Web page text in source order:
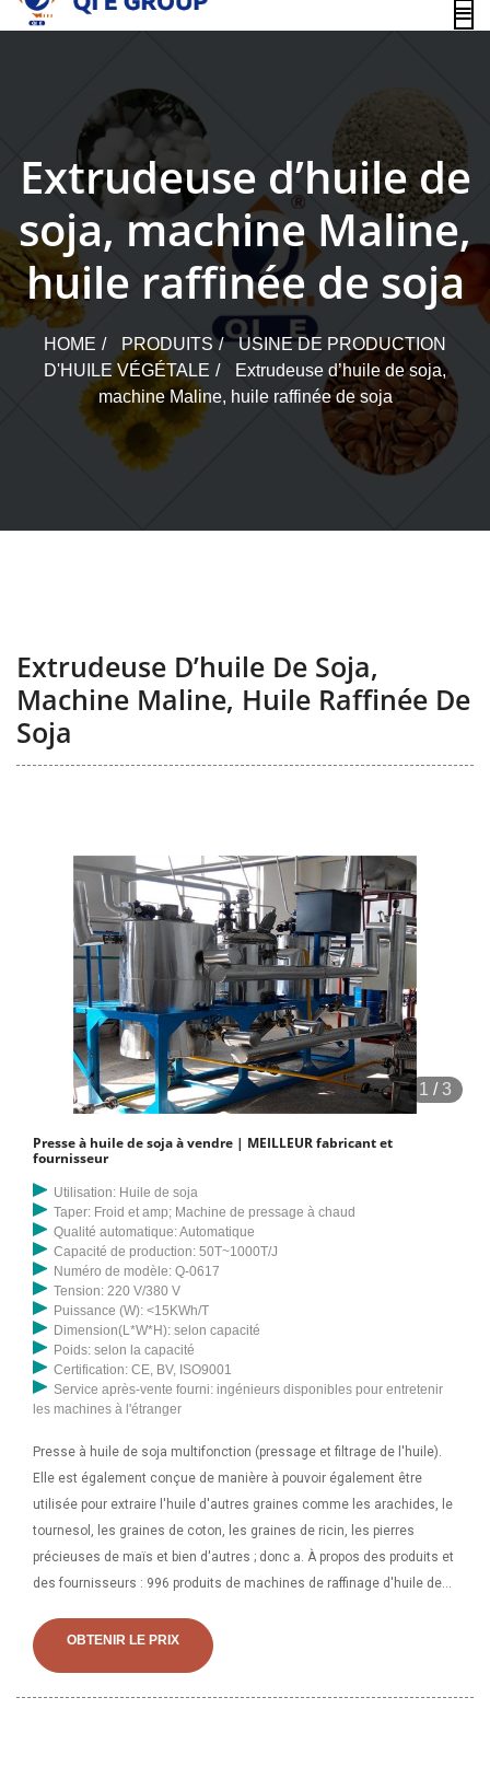
content
Extrudeuse d’huile de
soja, machine Maline,
huile raffinée de soja
HOME PRODUITS
USINE DE PRODUCTION
D'HUILE VÉGÉTALE
Extrudeuse d’huile de soja,
machine Maline, huile raffinée de soja
Extrudeuse D’huile De Soja,
Machine Maline, Huile Raffinée De
Soja
1 /3
Presse à huile de soja à vendre | MEILLEUR fabricant et
fournisseur
Utilisation: Huile de soja
Taper: Froid et amp; Machine de pressage à chaud
Qualité automatique: Automatique
Capacité de production: 50T~1000T/J
Numéro de modèle: Q-0617
Tension: 220 V/380 V
Puissance (W): <15KWh/T
Dimension(L*W*H): selon capacité
Poids: selon la capacité
Certification: CE, BV, ISO9001
Service après-vente fourni: ingénieurs disponibles pour entretenir
les machines à l'étranger
Presse à huile de soja multifonction (pressage et filtrage de l'huile).
Elle est également conçue de manière à pouvoir également être
utilisée pour extraire l'huile d'autres graines comme les arachides, le
tournesol, les graines de coton, les graines de ricin, les pierres
précieuses de maïs et bien d'autres ; donc a. À propos des produits et
des fournisseurs : 996 produits de machines de raffinage d'huile de
d'huile représentent 16 %, les purificateurs d'huile de machine
représentent 1 % et l'huile de tournesol représente 1 %. Un large
OBTENIR LE PRIX